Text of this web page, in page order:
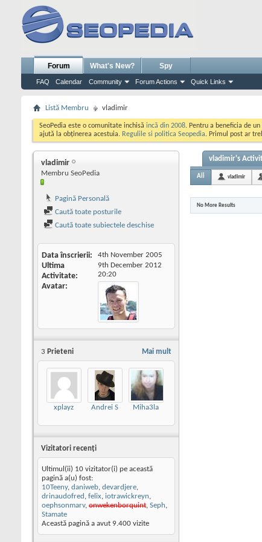
Forum
FAQ Calendar Community Forum Actions Quick Links
What's New? Spy
Listă Membru vladimir
SeoPedia este o comunitate inchisă incă din 2008. Pentru a beneficia de
ajută la obținerea acestuia. Regulile si politica Seopedia. Primul post ar
vladimir
Membru SeoPedia
Pagină Personală
Caută toate posturile
Caută toate subiectele deschise
Data înscrierii 4th November 2005
Ultima
Activitate
9th December 2012
20:20
Avatar
Mai mult
3 Prieteni
xplayz Andrei S Miha3la
Vizitatori recenţi
Ultimul(ii) 10 vizitator(i) pe această
pagină a(u) fost:
10Teeny, daniweb, devardjere,
drinaudofred , felix, iotrawickreyn,
oephsonmarv, onwekenborquint, Seph,
Stamate
Această pagină a avut 9.400 vizite
vladimir's
All vladimir
No More Results